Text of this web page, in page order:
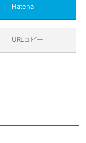
Hatena
URLコピー